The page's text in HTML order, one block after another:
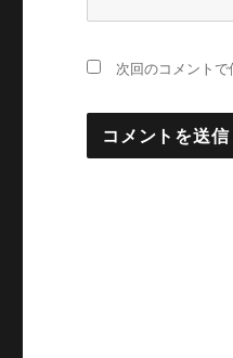
次回のコメント